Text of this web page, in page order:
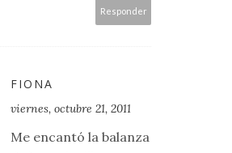
Responder
FIONA
viernes, octubre 21, 2011
Me encantó la balanza